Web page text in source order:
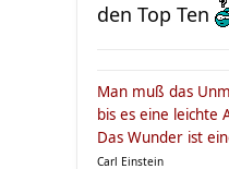
den Top Ten
Man muß das
bis es eine leichte
Das Wunder ist
Carl Einstein